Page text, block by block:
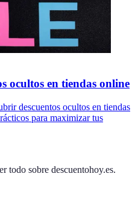
ocultos en tiendas online
descuentos ocultos en tiendas
para maximizar tus
todo sobre descuentohoy.es.